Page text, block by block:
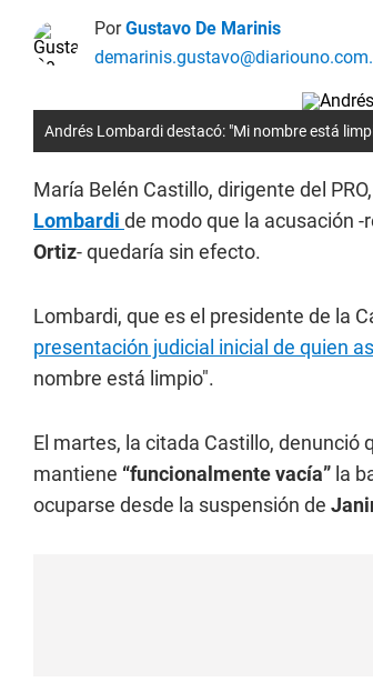
PorGustavo De Marinis
Andrés Lombardi destacó: "Mi nombre está
María Belén Castillo, dirigente del
Lombardi de modo que la acusación
Ortiz- quedaría sin efecto.
Lombardi, que es el presidente de la
presentación judicial inicial de quien
nombre está limpio".
El martes, la citada Castillo, denunció
mantiene “funcionalmente vacía” la
ocuparse desde la suspensión de